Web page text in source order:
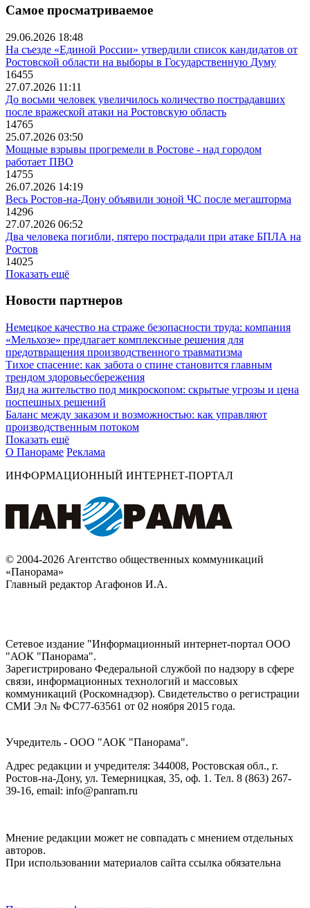
Самое просматриваемое
29.06.2026 18:48
На съезде «Единой России» утвердили список кандидатов от
Ростовской области на выборы в Государственную Думу
16455
27.07.2026 11:11
До восьми человек увеличилось количество пострадавших
после вражеской атаки на Ростовскую область
14765
25.07.2026 03:50
Мощные взрывы прогремели в Ростове - над городом
работает ПВО
14755
26.07.2026 14:19
Весь Ростов-на-Дону объявили зоной ЧС после мегашторма
14296
27.07.2026 06:52
Два человека погибли, пятеро пострадали при атаке БПЛА на
Ростов
14025
Показать ещё
Новости партнеров
Немецкое качество на страже безопасности труда: компания
«Мельхозе» предлагает комплексные решения для
предотвращения производственного травматизма
Тихое спасение: как забота о спине становится главным
трендом здоровьесбережения
Вид на жительство под микроскопом: скрытые угрозы и цена
поспешных решений
Баланс между заказом и возможностью: как управляют
производственным потоком
Показать ещё
О Панораме Реклама
ИНФОРМАЦИОННЫЙ ИНТЕРНЕТ-ПОРТАЛ
© 2004-2026 Агентство общественных коммуникаций
«Панорама»
Главный редактор Агафонов И.А.
Сетевое издание "Информационный интернет-портал ООО
"АОК "Панорама".
Зарегистрировано Федеральной службой по надзору в сфере
связи, информационных технологий и массовых
коммуникаций (Роскомнадзор). Cвидетельство о регистрации
СМИ Эл № ФС77-63561 от 02 ноября 2015 года.
Учредитель - ООО "АОК "Панорама".
Адрес редакции и учредителя: 344008, Ростовская обл., г.
Ростов-на-Дону, ул. Темерницкая, 35, оф. 1. Тел. 8 (863) 267-
39-16, email: info@panram.ru
Мнение редакции может не совпадать с мнением отдельных
авторов.
При использовании материалов сайта ссылка обязательна